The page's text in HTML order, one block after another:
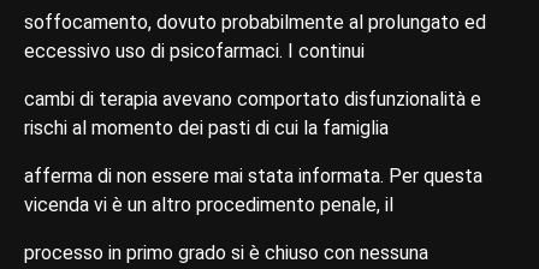
soffocamento, dovuto probabilmente al prolungato ed
eccessivo uso di psicofarmaci. I continui
cambi di terapia avevano comportato disfunzionalità e
rischi al momento dei pasti di cui la famiglia
afferma di non essere mai stata informata. Per questa
vicenda vi è un altro procedimento penale, il
processo in primo grado si è chiuso con nessuna